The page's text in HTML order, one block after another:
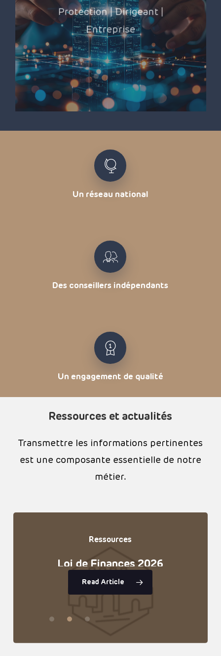
Protection | Dirigeant |
Entreprise
Un réseau national
Des conseillers indépendants
Un engagement de qualité
Ressources et actualités
Transmettre les informations pertinentes
est une composante essentielle de notre
métier.
Ressources
Investir dans un monde
incertain
Read Article
Ressources
Loi de Finances 2026
Read Article
Ressources
Réforme du PEL
Read Article